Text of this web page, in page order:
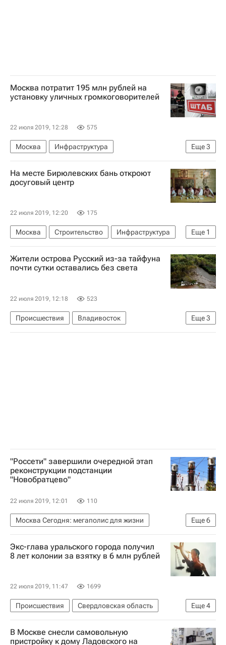
Москва потратит 195 млн рублей на
установку уличных громкоговорителей
22 июля 2019, 12:28 575
Еще3
Москва
Инфраструктура
Москва Сегодня: мегаполис для жизни
Городское хозяйство Москвы
На месте Бирюлевских бань откроют
досуговый центр
22 июля 2019, 12:20 175
Еще 1
Москва Строительство
Инфраструктура
Москомархитектура
Жители острова Русский из-за тайфуна
почти сутки оставались без света
22 июля 2019, 12:18 523
Еще3
Происшествия
Владивосток
Остров Русский
ЖКХ Приморский край
"Россети" завершили очередной этап
реконструкции подстанции
"Новобратцево"
22 июля 2019, 12:01 110
Еще6
Москва Сегодня: мегаполис для жизни
Москва
Россети Московский регион
Комплекс городского хозяйства Москвы
Россети
Экс-глава уральского города получил
8 лет колонии за взятку в 6 млн рублей
22 июля 2019, 11:47 1699
Еще4
Происшествия
Свердловская область
Каменск-Уральский
Суды
Криминал
Строительство
В Москве снесли самовольную
пристройку к дому Ладовского на